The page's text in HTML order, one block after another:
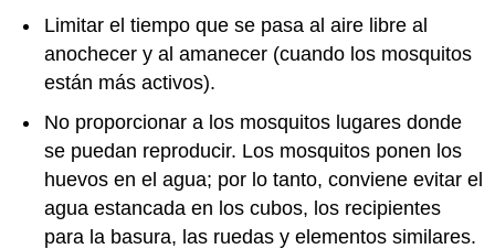
Limitar el tiempo que se pasa al aire libre al
anochecer y al amanecer (cuando los mosquitos
están más activos).
No proporcionar a los mosquitos lugares donde
se puedan reproducir. Los mosquitos ponen los
huevos en el agua; por lo tanto, conviene evitar el
agua estancada en los cubos, los recipientes
para la basura, las ruedas y elementos similares.